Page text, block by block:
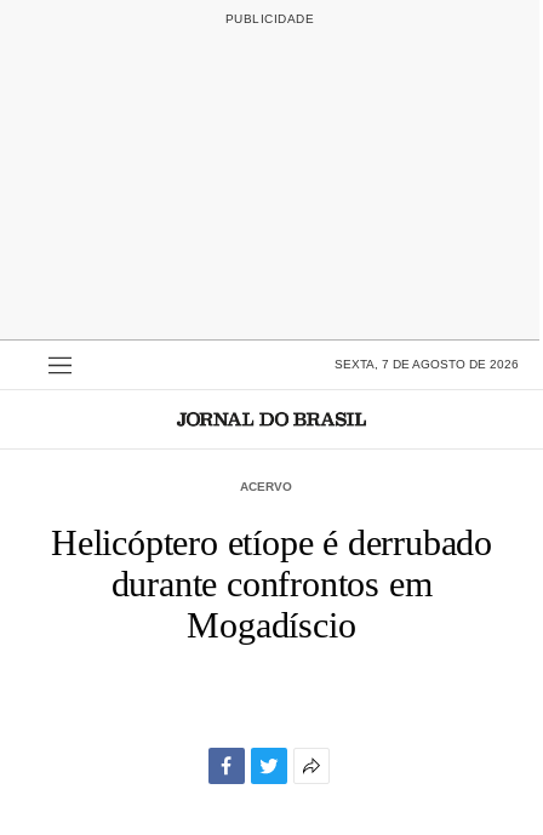
SEXTA, 7 DE AGOSTO DE 2026
ACERVO
Helicóptero etíope é derrubado
durante confrontos em
Mogadíscio